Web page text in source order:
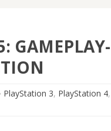
PlayStation 3, PlayStation 4